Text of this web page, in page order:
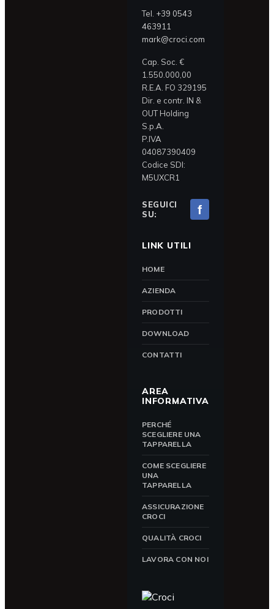
Tel. +39 0543
463911
mark@croci.com
Cap. Soc. €
1.550.000,00
R.E.A. FO 329195
Dir. e contr. IN &
OUT Holding
S.p.A.
P.IVA
04087390409
Codice SDI:
M5UXCR1
SEGUICI
SU:
f
LINK UTILI
HOME
AZIENDA
PRODOTTI
DOWNLOAD
CONTATTI
AREA
INFORMATIVA
PERCHÉ
SCEGLIERE UNA
TAPPARELLA
COME SCEGLIERE
UNA
TAPPARELLA
ASSICURAZIONE
CROCI
QUALITÀ CROCI
LAVORA CON NOI